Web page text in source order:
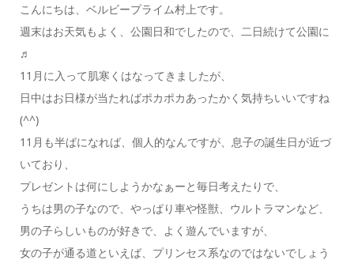
こんにちは、ベルビープライム村上です。
週末はお天気もよく、公園日和でしたので、二日続けて公園に
♬
11月に入って肌寒くはなってきましたが、
日中はお日様が当たればポカポカあったかく気持ちいいですね
(^^)
11月も半ばになれば、個人的なんですが、息子の誕生日が近づ
いており、
プレゼントは何にしようかなぁーと毎日考えたりで、
うちは男の子なので、やっぱり車や怪獣、ウルトラマンなど、
男の子らしいものが好きで、よく遊んでいますが、
女の子が通る道といえば、プリンセス系なのではないでしょう